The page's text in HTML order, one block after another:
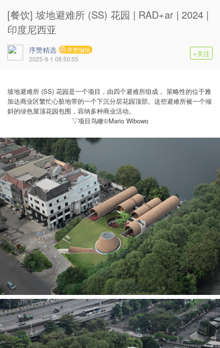
[餐饮] 坡地避难所 (SS) 花园 | RAD+ar | 2024 |
印度尼西亚
序赞精选
序赞编辑
2025-9-1 08:50:55
+关注
坡地避难所 (SS) 花园是一个项目，由四个避难所组成， 策略性的位于雅
加达商业区繁忙心脏地带的一个下沉分层花园顶部。这些避难所被一个倾
斜的绿色屋顶花园包围，容纳多种商业活动。
▽项目鸟瞰©Mario Wibowo